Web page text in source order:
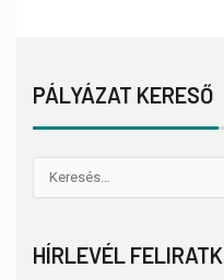
PÁLYÁZAT KERESŐ
HÍRLEVÉL